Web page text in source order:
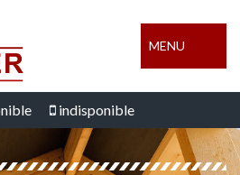
MENU
indisponible